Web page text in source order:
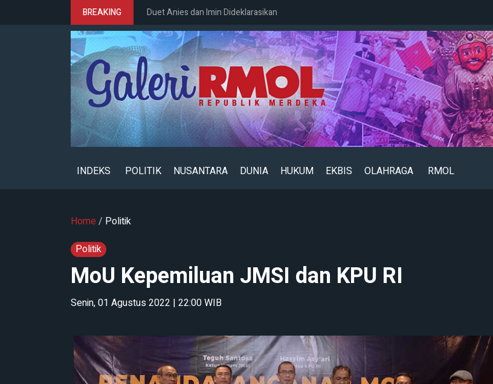
BREAKING Duet Anies dan Imin Dideklarasikan
INDEKS POLITIK NUSANTARA DUNIA HUKUM EKBIS OLAHRAGA RMOL
Home / Politik
Politik
MoU Kepemiluan JMSI dan KPU RI
Senin, 01 Agustus 2022 | 22:00 WIB